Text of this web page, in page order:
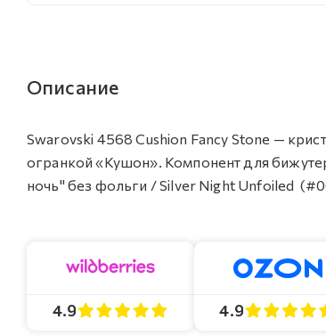
Описание
Swarovski 4568 Cushion Fancy Stone —
огранкой «Кушон». Компонент для
ночь" без фольги / Silver Night Unfoiled
4.9 4.9